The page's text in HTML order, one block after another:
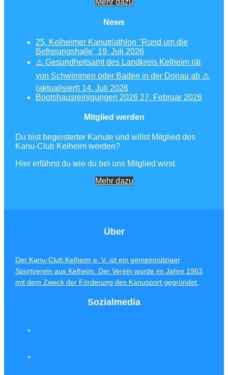
Mehr dazu
News
25. Kelheimer Kanutriathlon "Rund um die
Befreiungshalle" 19. Juli 2026
⚠️ Gesundheitsamt des Landkreis Kelheim rät
von Schwimmen oder Baden in der Donau ab ⚠️
(aktualisiert) 14. Juli 2026
Bootshausreinigungen 2026 27. Februar 2026
Mitglied werden
Du bist begeisterter Kanute und willst Mitglied des
Kanu-Club Kelheim werden?
Hier erfährst du wie du bei uns Mitglied wirst.
Mehr dazu
Über
Der Kanu-Club Kelheim e. V. ist ein gemeinnütziger
Sportverein aus Kelheim. Der Verein wurde im Jahre 1963
mit dem Zweck der Förderung des Kanusport gegründet.
Sozialmedia